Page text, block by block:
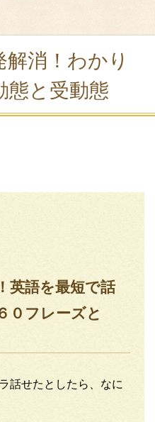
消！わかり
態と受動態
英語を最短で話
０フレーズと
話せたとしたら、なに